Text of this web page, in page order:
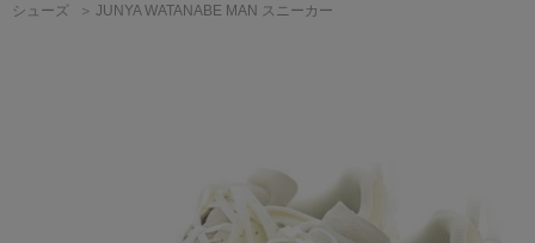
シューズ
JUNYA WATANABE MAN スニーカー